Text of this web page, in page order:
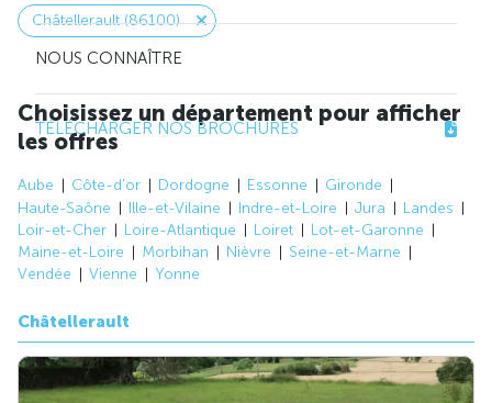
NOUS CONNAÎTRE
TÉLÉCHARGER NOS BROCHURES
Châtellerault (86100)
Choisissez un département pour afficher
les offres
Aube Côte-d'or Dordogne Essonne
Gironde
Haute-Saône
Ille-et-Vilaine Indre-et-Loire Jura
Landes
Loir-et-Cher
Loire-Atlantique Loiret
Lot-et-Garonne
Maine-et-Loire
Morbihan Nièvre
Seine-et-Marne
Vendée
Vienne Yonne
Châtellerault